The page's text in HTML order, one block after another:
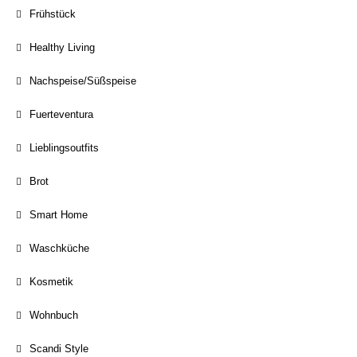
Frühstück
Healthy Living
Nachspeise/Süßspeise
Fuerteventura
Lieblingsoutfits
Brot
Smart Home
Waschküche
Kosmetik
Wohnbuch
Scandi Style